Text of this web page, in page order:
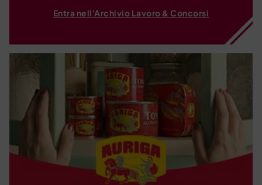
Entra nell'Archivio Lavoro & Concorsi